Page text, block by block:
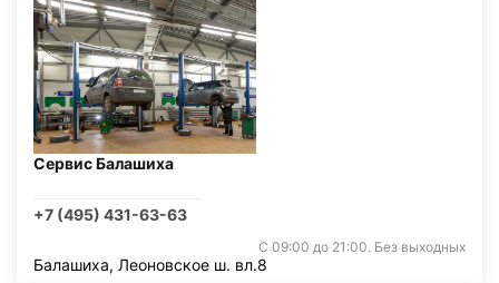
Сервис Балашиха
+7 (495) 431-63-63
С 09:00 до 21:00. Без выходных
Балашиха, Леоновское ш. вл.8